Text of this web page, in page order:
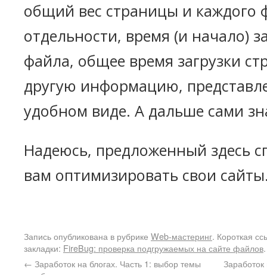
общий вес страницы и каждого
отдельности, время (и начало)
файла, общее время загрузки
другую информацию,
удобном виде. А дальше сами
Надеюсь, предложенный здесь
вам оптимизировать свои
Запись опубликована в рубрике Web-мастеринг. Короткая
закладки: FireBug: проверка подгружаемых на сайте файлов.
← Заработок на блогах. Часть 1: выбор темы